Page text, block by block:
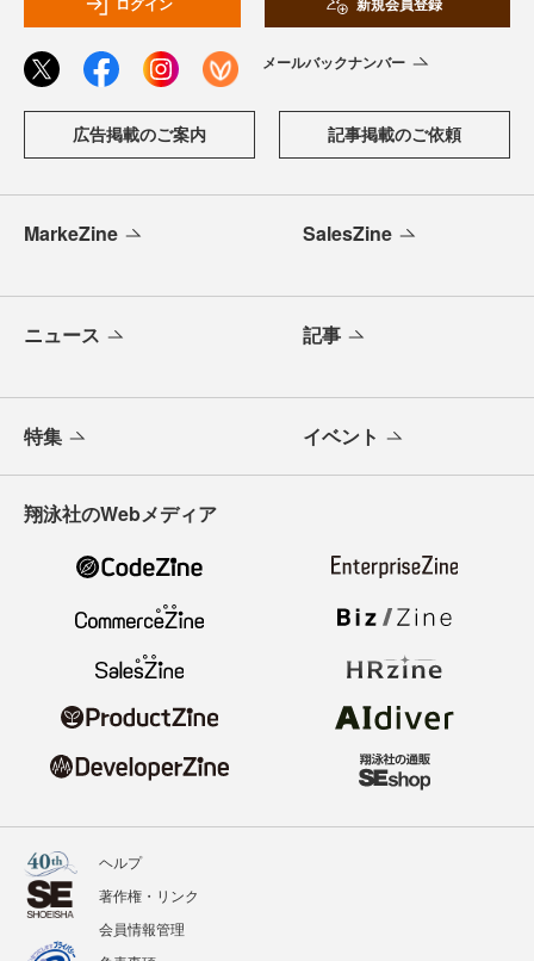
メールバックナンバー
広告掲載のご案内 記事掲載のご依頼
MarkeZine SalesZine
ニュース 記事
特集 イベント
翔泳社のWebメディア
ヘルプ
著作権・リンク
会員情報管理